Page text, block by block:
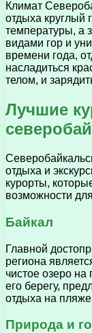
Климат
отдыха круглый
температуры, а
видами гор и
времени года,
насладиться
телом, и
Лучшие
отдыха и
курорты,
возможности
Байкал
Главной
региона
чистое озеро
его берегу,
отдыха на пляже
Природа и